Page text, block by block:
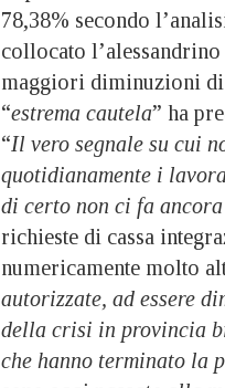
78,38% secondo
collocato
maggiori diminuzioni di
“estrema cautela” ha
“Il vero segnale su cui
quotidianamente i
di certo non ci fa
richieste di cassa
numericamente molto
autorizzate, ad essere
della crisi in provincia
che hanno terminato la